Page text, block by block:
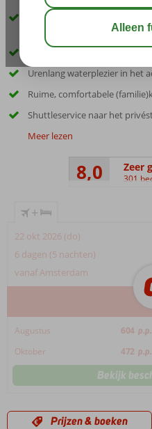
Rustig gelegen familiehotel
Urenlang waterplezier in het
Ruime, comfortabele
Shuttleservice naar het
Meer lezen
8,0 Zeer
301
+
22 okt 2026 (do)
6 dagen (5 nachten)
vanaf Amsterdam
Augustus 604 p.p.
Oktober
472 p.p.
Bekijk
Prijzen & boeken